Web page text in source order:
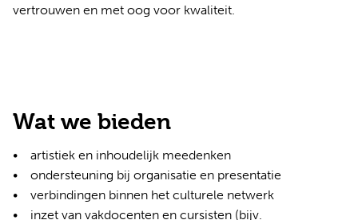
vertrouwen en met oog voor kwaliteit.
Wat we bieden
• artistiek en inhoudelijk meedenken
• ondersteuning bij organisatie en presentatie
• verbindingen binnen het culturele netwerk
• inzet van vakdocenten en cursisten (bijv.